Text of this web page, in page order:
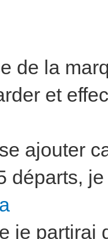
de la
et
ajouter
départs,
je partirai